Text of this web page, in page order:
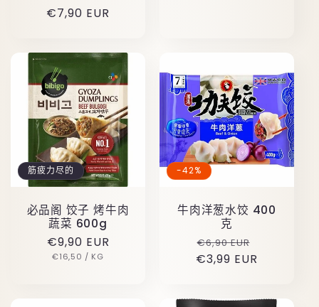
原
€7,90 EUR
筋疲力尽的
必品阁 饺子 烤牛肉
蔬菜 600g
原
价
€9,90 EUR
单
€16,50 / 经
KG
-42%
牛肉洋葱水饺 400
克
原
价
€6,90 EUR
€3,99 EUR